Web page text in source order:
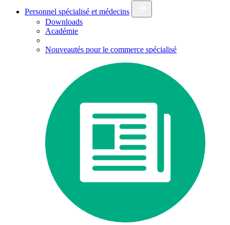
Personnel spécialisé et médecins
Downloads
Académie
Nouveautés pour le commerce spécialisé